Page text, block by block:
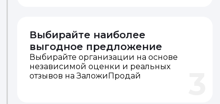
Выбирайте наиболее
выгодное предложение
Выбирайте организации на основе
независимой оценки и реальных
отзывов на ЗаложиПродай